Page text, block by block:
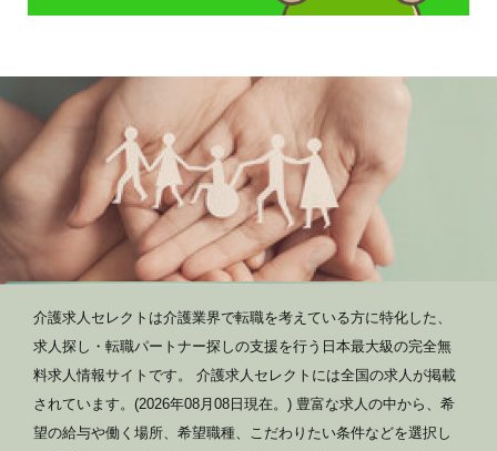
介護求人セレクトは介護業界で転職を考えている方に特化した、
求人探し・転職パートナー探しの支援を行う日本最大級の完全無
料求人情報サイトです。 介護求人セレクトには全国の求人が掲載
されています。(2026年08月08日現在。) 豊富な求人の中から、希
望の給与や働く場所、希望職種、こだわりたい条件などを選択し